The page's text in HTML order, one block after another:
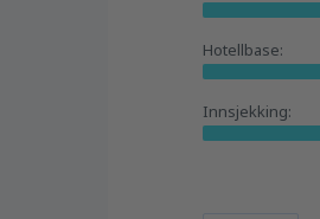
Hotellbase:
Innsjekking: